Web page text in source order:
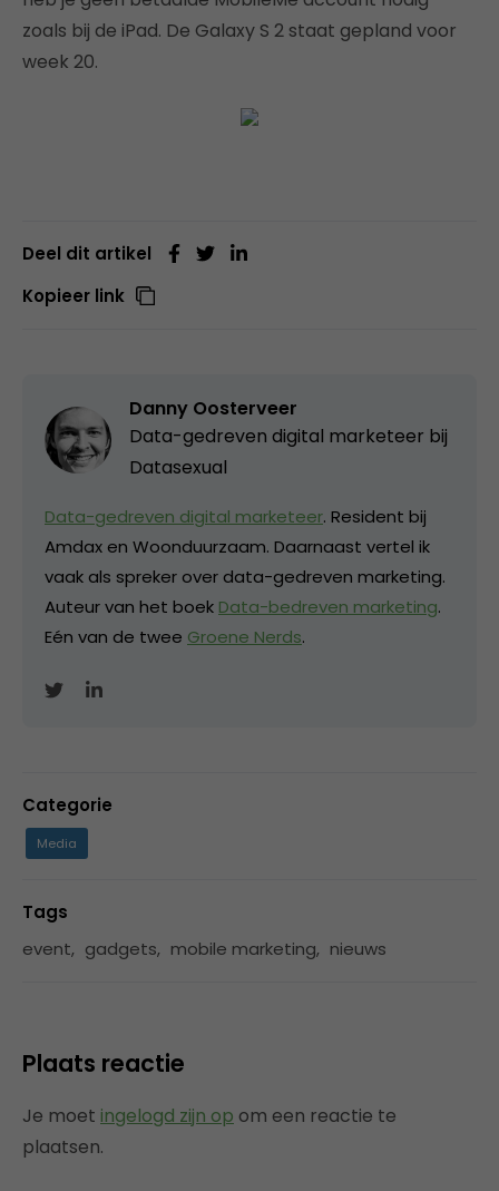
zoals bij de iPad. De Galaxy S 2 staat gepland voor
week 20.
Deel dit artikel
Kopieer link
Danny Oosterveer
Data-gedreven digital marketeer bij
Datasexual
Data-gedreven digital marketeer. Resident bij
Amdax en Woonduurzaam. Daarnaast vertel ik
vaak als spreker over data-gedreven marketing.
Auteur van het boek Data-bedreven marketing.
Eén van de twee Groene Nerds.
Categorie
Media
Tags
event, gadgets, mobile marketing, nieuws
Plaats reactie
Je moet ingelogd zijn op om een reactie te
plaatsen.